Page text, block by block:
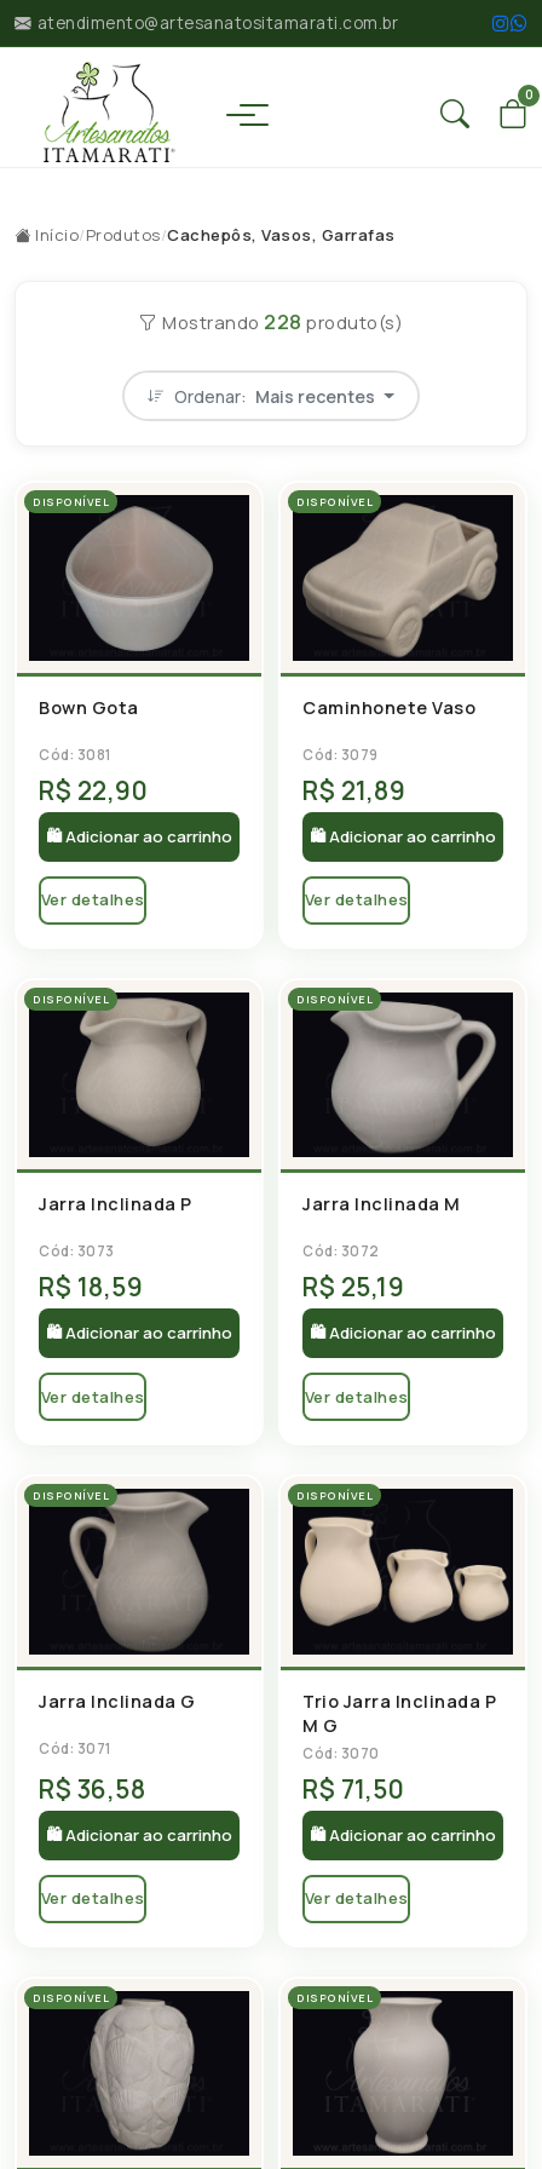
atendimento@artesanatositamarati.com.br
0
Início/Produtos/Cachepôs, Vasos, Garrafas
Mostrando 228 produto(s)
Ordenar: Mais recentes
DISPONÍVEL
Bown Gota
Cód: 3081
R$ 22,90
🛍 Adicionar ao carrinho
Ver detalhes
DISPONÍVEL
Caminhonete Vaso
Cód: 3079
R$ 21,89
🛍 Adicionar ao carrinho
Ver detalhes
DISPONÍVEL
Jarra Inclinada P
Cód: 3073
R$ 18,59
🛍 Adicionar ao carrinho
Ver detalhes
DISPONÍVEL
Jarra Inclinada M
Cód: 3072
R$ 25,19
🛍 Adicionar ao carrinho
Ver detalhes
DISPONÍVEL
Jarra Inclinada G
Cód: 3071
R$ 36,58
🛍 Adicionar ao carrinho
Ver detalhes
DISPONÍVEL
Trio Jarra Inclinada P
M G
Cód: 3070
R$ 71,50
🛍 Adicionar ao carrinho
Ver detalhes
DISPONÍVEL DISPONÍVEL